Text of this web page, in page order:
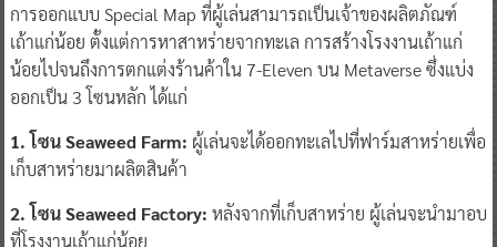
การออกแบบ Special Map ที่ผู้เล่นสามารถเป็นเจ้าของผลิตภัณฑ์
เถ้าแก่น้อย ตั้งแต่การหาสาหร่ายจากทะเล การสร้างโรงงานเถ้าแก่
น้อยไปจนถึงการตกแต่งร้านค้าใน 7-Eleven บน Metaverse ซึ่งแบ่ง
ออกเป็น 3 โซนหลัก ได้แก่
1. โซน Seaweed Farm: ผู้เล่นจะได้ออกทะเลไปที่ฟาร์มสาหร่ายเพื่อ
เก็บสาหร่ายมาผลิตสินค้า
2. โซน Seaweed Factory: หลังจากที่เก็บสาหร่าย ผู้เล่นจะนำมาอบ
ที่โรงงานเถ้าแก่น้อย